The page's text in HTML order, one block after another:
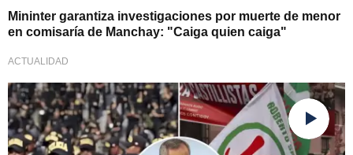
Mininter garantiza investigaciones por muerte de menor
en comisaría de Manchay: "Caiga quien caiga"
ACTUALIDAD
Medida de seguridad